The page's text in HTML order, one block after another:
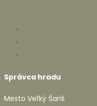
Správca hradu
Mesto Veľký Šariš